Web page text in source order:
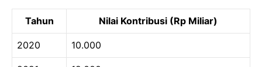
Tahun Nilai Kontribusi (Rp Miliar)
2020 10.000